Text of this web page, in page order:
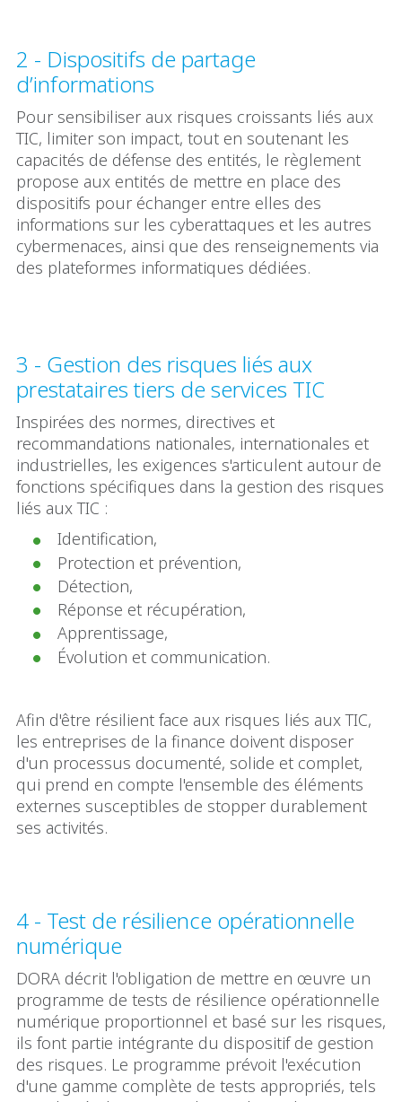
2 - Dispositifs de partage
d’informations
Pour sensibiliser aux risques croissants liés aux
TIC, limiter son impact, tout en soutenant les
capacités de défense des entités, le règlement
propose aux entités de mettre en place des
dispositifs pour échanger entre elles des
informations sur les cyberattaques et les autres
cybermenaces, ainsi que des renseignements via
des plateformes informatiques dédiées.
3 - Gestion des risques liés aux
prestataires tiers de services TIC
Inspirées des normes, directives et
recommandations nationales, internationales et
industrielles, les exigences s'articulent autour de
fonctions spécifiques dans la gestion des risques
liés aux TIC :
Identification,
Protection et prévention,
Détection,
Réponse et récupération,
Apprentissage,
Évolution et communication.
Afin d'être résilient face aux risques liés aux TIC,
les entreprises de la finance doivent disposer
d'un processus documenté, solide et complet,
qui prend en compte l'ensemble des éléments
externes susceptibles de stopper durablement
ses activités.
4 - Test de résilience opérationnelle
numérique
DORA décrit l'obligation de mettre en œuvre un
programme de tests de résilience opérationnelle
numérique proportionnel et basé sur les risques,
ils font partie intégrante du dispositif de gestion
des risques. Le programme prévoit l'exécution
d'une gamme complète de tests appropriés, tels